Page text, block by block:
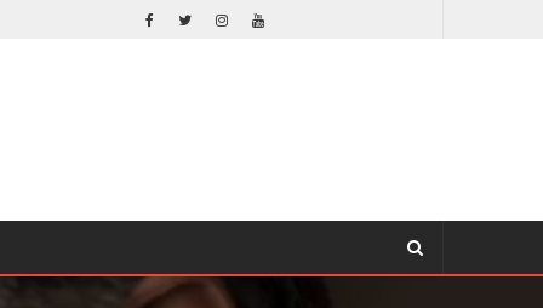
SECUELA DE JURASSIC WORLD REBIRTH PIERDE DIRECTOR